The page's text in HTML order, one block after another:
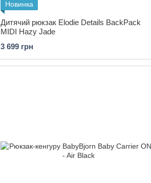
Новинка
Дитячий рюкзак Elodie Details BackPack
MIDI Hazy Jade
3 699 грн